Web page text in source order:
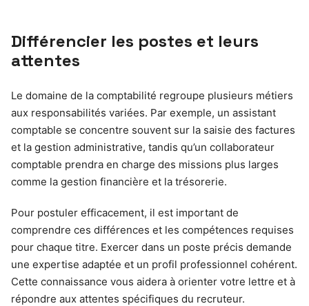
Différencier les postes et leurs
attentes
Le domaine de la comptabilité regroupe plusieurs métiers
aux responsabilités variées. Par exemple, un assistant
comptable se concentre souvent sur la saisie des factures
et la gestion administrative, tandis qu’un collaborateur
comptable prendra en charge des missions plus larges
comme la gestion financière et la trésorerie.
Pour postuler efficacement, il est important de
comprendre ces différences et les compétences requises
pour chaque titre. Exercer dans un poste précis demande
une expertise adaptée et un profil professionnel cohérent.
Cette connaissance vous aidera à orienter votre lettre et à
répondre aux attentes spécifiques du recruteur.